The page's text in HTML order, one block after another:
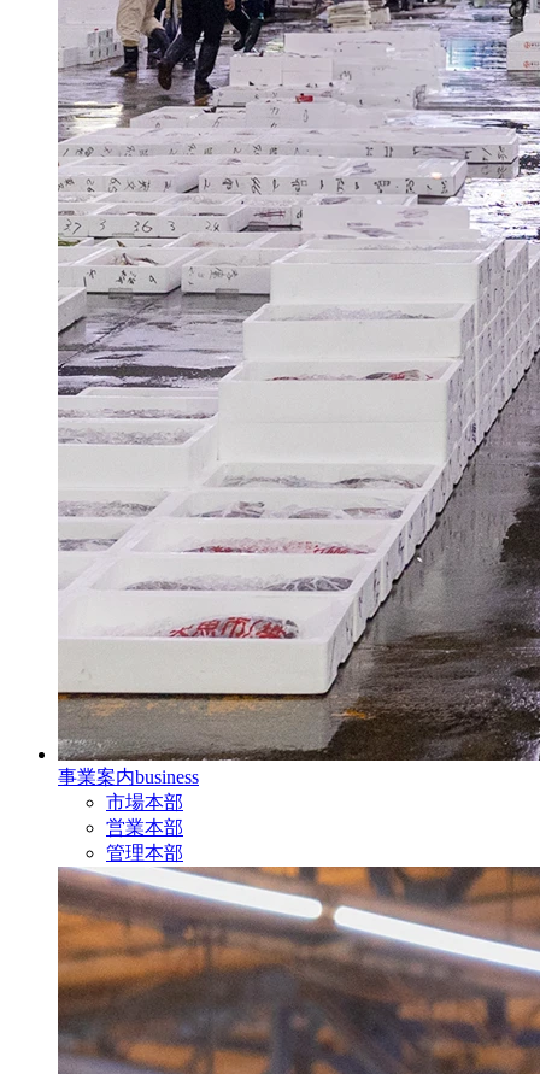
事業案内business
市場本部
営業本部
管理本部